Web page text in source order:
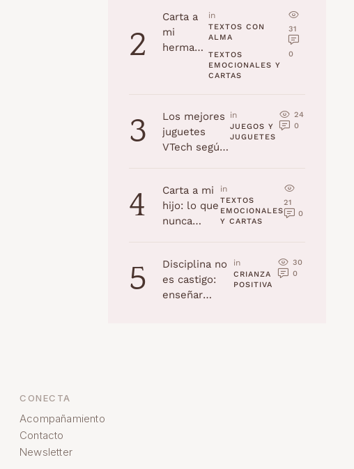
2
Carta a
mi
hermana
in
TEXTOS CON
ALMA
TEXTOS
EMOCIONALES Y
CARTAS
31
0
3
Los mejores
juguetes
VTech según
2025)
in
JUEGOS Y
JUGUETES
24
0
4
Carta a mi
hijo: lo que
nunca
jamás
olvidaré
in
TEXTOS
EMOCIONALES
Y CARTAS
21
0
5
Disciplina no
es castigo:
enseñar
in
CRIANZA
POSITIVA
30
0
CONECTA
Acompañamiento
Contacto
Newsletter